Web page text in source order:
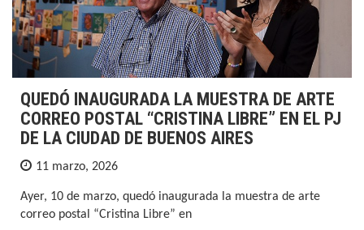
QUEDÓ INAUGURADA LA MUESTRA DE ARTE
CORREO POSTAL “CRISTINA LIBRE” EN EL PJ
DE LA CIUDAD DE BUENOS AIRES
11 marzo, 2026
Ayer, 10 de marzo, quedó inaugurada la muestra de arte
correo postal “Cristina Libre” en